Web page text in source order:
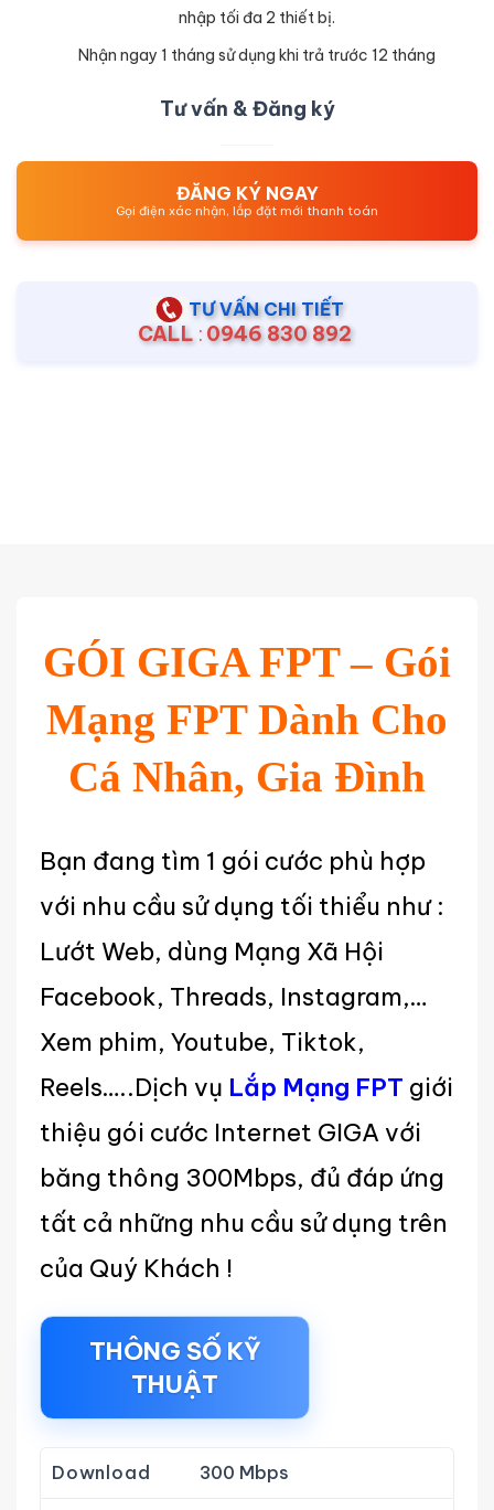
nhập tối đa 2 thiết bị.
Nhận ngay 1 tháng sử dụng khi trả trước 12 tháng
Tư vấn & Đăng ký
ĐĂNG KÝ NGAY
Gọi điện xác nhận, lắp đặt mới thanh toán
TƯ VẤN CHI TIẾT
CALL : 0946 830 892
GÓI GIGA FPT – Gói
Mạng FPT Dành Cho
Cá Nhân, Gia Đình
Bạn đang tìm 1 gói cước phù hợp
với nhu cầu sử dụng tối thiểu như :
Lướt Web, dùng Mạng Xã Hội
Facebook, Threads, Instagram,…
Xem phim, Youtube, Tiktok,
Reels…..Dịch vụ Lắp Mạng FPT giới
thiệu gói cước Internet GIGA với
băng thông 300Mbps, đủ đáp ứng
tất cả những nhu cầu sử dụng trên
của Quý Khách !
THÔNG SỐ KỸ
THUẬT
Download 300 Mbps